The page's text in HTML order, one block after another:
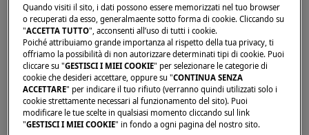
Lagoon 40, il Lagoon 42 Millenium, il Lagoon
43, il Lagoon 46, il Lagoon 55 e il Sixty5.
Se sognate una crociera rilassante o
emozionanti avventure in mare, questa è
l'occasione perfetta per esplorare il vostro
prossimo viaggio.
Non vediamo l'ora di darvi il benvenuto!
Quando visiti il sito, i dati possono essere memorizzati nel tuo browser
o recuperati da esso, generalmaente sotto forma di cookie. Cliccando su
"ACCETTA TUTTO", acconsenti all’uso di tutti i cookie.
Poiché attribuiamo grande importanza al rispetto della tua privacy, ti
offriamo la possibilità di non autorizzare determinati tipi di cookie. Puoi
cliccare su "GESTISCI I MIEI COOKIE" per selezionare le categorie di
cookie che desideri accettare, oppure su "CONTINUA SENZA
ACCETTARE" per indicare il tuo rifiuto (verranno quindi utilizzati solo i
cookie strettamente necessari al funzionamento del sito). Puoi
modificare le tue scelte in qualsiasi momento cliccando sul link
"GESTISCI I MIEI COOKIE" in fondo a ogni pagina del nostro sito.